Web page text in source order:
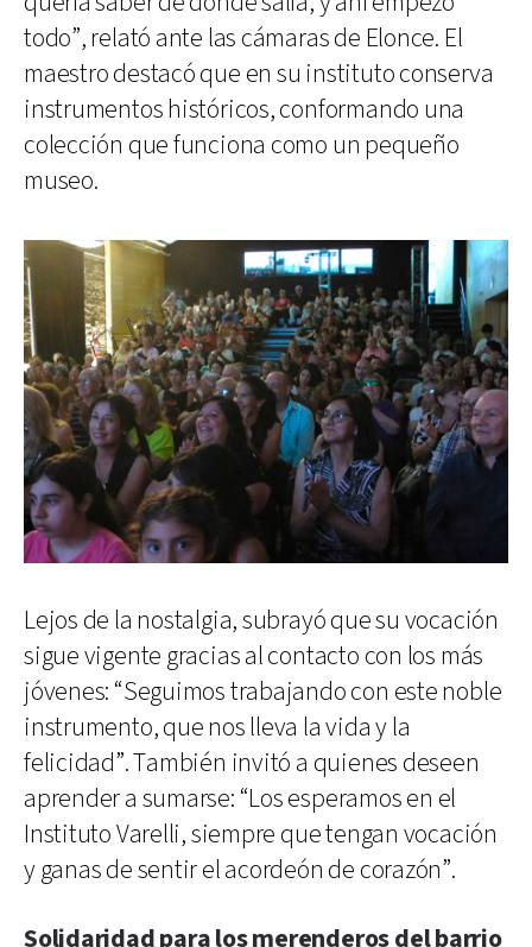
todo”, relató ante las cámaras de Elonce. El
maestro destacó que en su instituto conserva
instrumentos históricos, conformando una
colección que funciona como un pequeño
museo.
Lejos de la nostalgia, subrayó que su vocación
sigue vigente gracias al contacto con los más
jóvenes: “Seguimos trabajando con este noble
instrumento, que nos lleva la vida y la
felicidad”. También invitó a quienes deseen
aprender a sumarse: “Los esperamos en el
Instituto Varelli, siempre que tengan vocación
y ganas de sentir el acordeón de corazón”.
Solidaridad para los merenderos del barrio